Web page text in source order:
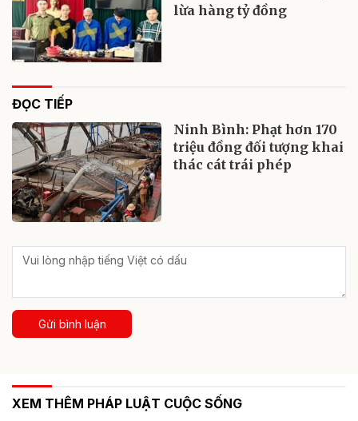
lừa hàng tỷ đồng
ĐỌC TIẾP
Ninh Bình: Phạt hơn 170
triệu đồng đối tượng khai
thác cát trái phép
Gửi bình luận
XEM THÊM PHÁP LUẬT CUỘC SỐNG